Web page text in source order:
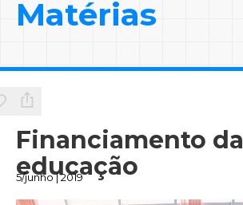
Matérias
Financiamento da
educação
5/junho | 2019